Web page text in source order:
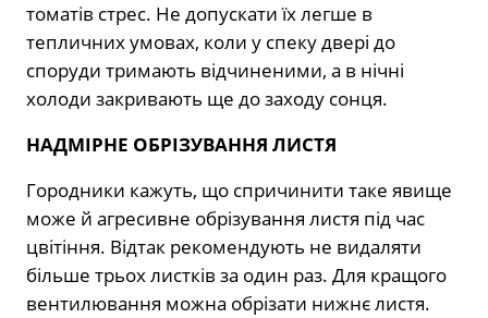
томатів стрес. Не допускати їх легше в
тепличних умовах, коли у спеку двері до
споруди тримають відчиненими, а в нічні
холоди закривають ще до заходу сонця.
НАДМІРНЕ ОБРІЗУВАННЯ ЛИСТЯ
Городники кажуть, що спричинити таке явище
може й агресивне обрізування листя під час
цвітіння. Відтак рекомендують не видаляти
більше трьох листків за один раз. Для кращого
вентилювання можна обрізати нижнє листя.